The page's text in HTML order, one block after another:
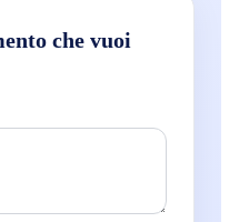
che vuoi